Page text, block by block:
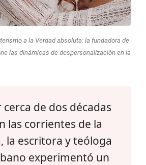
a la Verdad absoluta: la fundadora de
las dinámicas de despersonalización en la
cerca de dos décadas
las corrientes de la
la escritora y teóloga
experimentó un